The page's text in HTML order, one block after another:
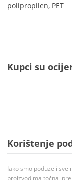
polipropilen, PET
Kupci su
Korištenje
Iako smo poduzeli sve